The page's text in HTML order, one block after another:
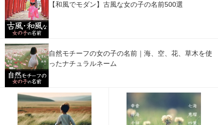
【和風でモダン】古風な女の子の名前500選
自然モチーフの女の子の名前｜海、空、花、草木を使
ったナチュラルネーム